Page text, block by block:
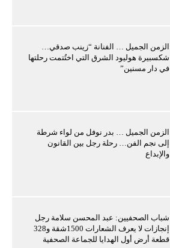
الزمن الجميل … الفنانة “زينب صدقي…
شكسبيرة هوليود الشرق التي اختُتمت رحلتها
في دار مسنين”
الزمن الجميل … بدر نوفل من لواء شرطة
إلى نجم الفن… رحلة رجل بين القانون
والإبداع
شباب الصحفيين: عبد المحسن سلامة رجل
إنجازات لا يعرف الشعارات 1500شقة و328
قطعة أرض أول الهدايا للجماعة الصحفية